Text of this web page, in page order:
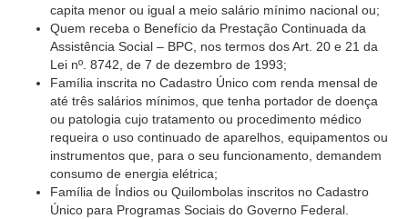
capita menor ou igual a meio salário mínimo nacional ou;
Quem receba o Benefício da Prestação Continuada da
Assistência Social – BPC, nos termos dos Art. 20 e 21 da
Lei nº. 8742, de 7 de dezembro de 1993;
Família inscrita no Cadastro Único com renda mensal de
até três salários mínimos, que tenha portador de doença
ou patologia cujo tratamento ou procedimento médico
requeira o uso continuado de aparelhos, equipamentos ou
instrumentos que, para o seu funcionamento, demandem
consumo de energia elétrica;
Família de Índios ou Quilombolas inscritos no Cadastro
Único para Programas Sociais do Governo Federal.